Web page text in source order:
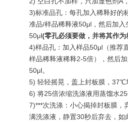
3)标准品孔：每孔加入稀释好的
准品/样品稀释液50μl，然后加入
50μl(零孔必须要做，并将其作为
4)样品孔：加入样品50μl（推荐
样品稀释液稀释2-5倍），然后
50μl。
5) 轻轻摇晃，盖上封板膜，37℃
6) 将25倍浓缩洗涤液用蒸馏水25
7)***次洗涤：小心揭掉封板膜，
满洗涤液，静置30秒后弃去，如